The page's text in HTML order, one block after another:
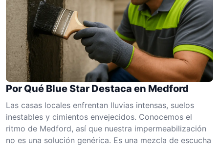
Por Qué Blue Star Destaca en Medford
Las casas locales enfrentan lluvias intensas, suelos
inestables y cimientos envejecidos. Conocemos el
ritmo de Medford, así que nuestra impermeabilización
no es una solución genérica. Es una mezcla de escucha